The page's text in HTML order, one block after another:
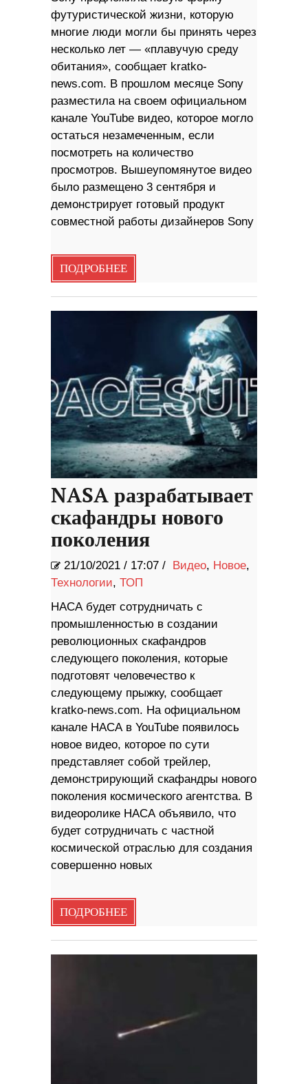
футуристической жизни, которую
многие люди могли бы принять через
несколько лет — «плавучую среду
обитания», сообщает kratko-
news.com. В прошлом месяце Sony
разместила на своем официальном
канале YouTube видео, которое могло
остаться незамеченным, если
посмотреть на количество
просмотров. Вышеупомянутое видео
было размещено 3 сентября и
демонстрирует готовый продукт
совместной работы дизайнеров Sony
ПОДРОБНЕЕ
NASA разрабатывает
скафандры нового
поколения
21/10/2021 / 17:07 / Видео, Новое,
Технологии, ТОП
НАСА будет сотрудничать с
промышленностью в создании
революционных скафандров
следующего поколения, которые
подготовят человечество к
следующему прыжку, сообщает
kratko-news.com. На официальном
канале НАСА в YouTube появилось
новое видео, которое по сути
представляет собой трейлер,
демонстрирующий скафандры нового
поколения космического агентства. В
видеоролике НАСА объявило, что
будет сотрудничать с частной
космической отраслью для создания
совершенно новых
ПОДРОБНЕЕ